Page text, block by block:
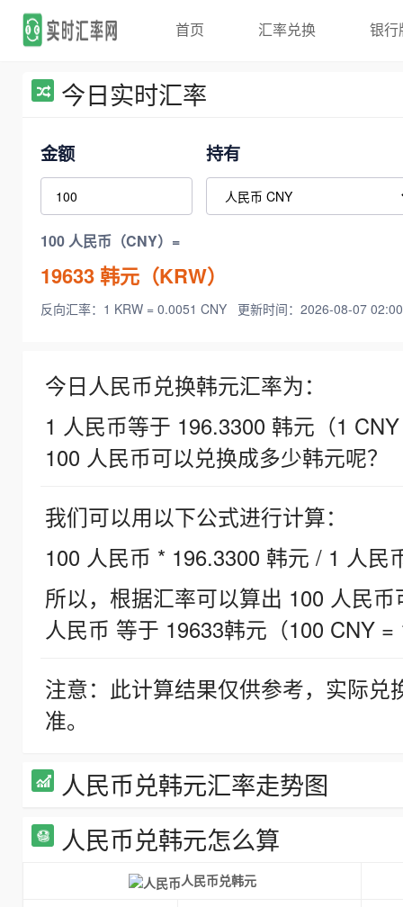
首页 汇率兑换 银行
今日实时汇率
金额 持有
100 人民币（CNY）=
19633韩元（KRW）
反向汇率：1 KRW = 0.0051 CNY 更新时间：2026-08-07
今日人民币兑换韩元汇率为：
1 人民币等于 196.3300 韩元（1
100 人民币可以兑换成多少韩元呢？
我们可以用以下公式进行计算：
100 人民币 * 196.3300 韩元 / 1 人民
所以，根据汇率可以算出 100 人民
人民币 等于 19633韩元（100 CNY =
注意：此计算结果仅供参考，实际
准。
人民币兑韩元汇率走势图
人民币兑韩元怎么算
人民币兑韩元